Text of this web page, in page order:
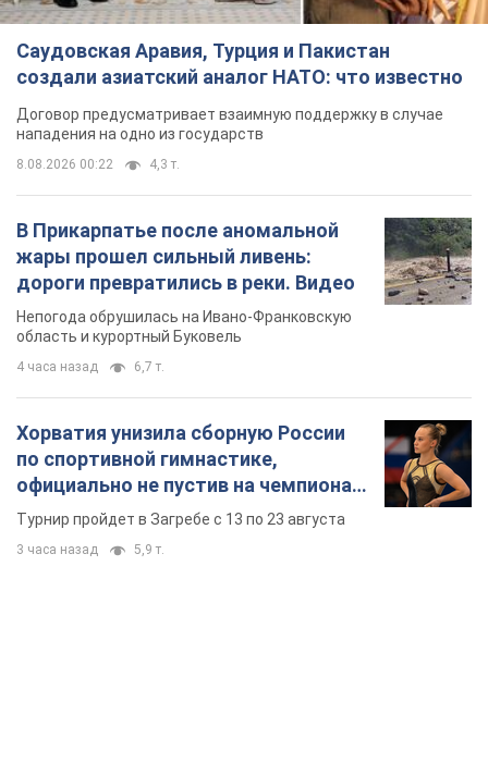
Саудовская Аравия, Турция и Пакистан
создали азиатский аналог НАТО: что известно
Договор предусматривает взаимную поддержку в случае
нападения на одно из государств
8.08.2026 00:22 4,3 т.
В Прикарпатье после аномальной
жары прошел сильный ливень:
дороги превратились в реки. Видео
Непогода обрушилась на Ивано-Франковскую
область и курортный Буковель
4 часа назад 6,7 т.
Хорватия унизила сборную России
по спортивной гимнастике,
официально не пустив на чемпионат
Европы основных спортсменов
Турнир пройдет в Загребе с 13 по 23 августа
3 часа назад 5,9 т.